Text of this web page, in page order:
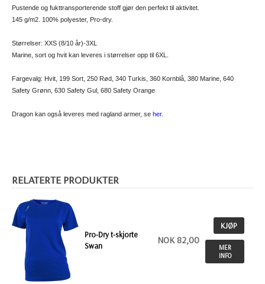
Pustende og fukttransporterende stoff gjør den perfekt til aktivitet.
145 g/m2. 100% polyester, Pro-dry.
Størrelser: XXS (8/10 år)-3XL
Marine, sort og hvit kan leveres i størrelser opp til 6XL.
Fargevalg: Hvit, 199 Sort, 250 Rød, 340 Turkis, 360 Kornblå, 380 Marine, 640
Safety Grønn, 630 Safety Gul, 680 Safety Orange
Dragon kan også leveres med ragland armer, se her.
RELATERTE PRODUKTER
Pro-Dry t-skjorte
Swan
NOK 82,00
KJØP
MER
INFO